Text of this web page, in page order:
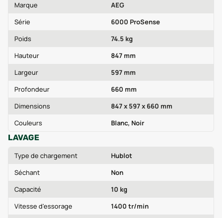
Marque
AEG
Série
6000 ProSense
Poids
74.5 kg
Hauteur
847 mm
Largeur
597 mm
Profondeur
660 mm
Dimensions
847 x 597 x 660 mm
Couleurs
Blanc, Noir
LAVAGE
Type de chargement
Hublot
Séchant
Non
Capacité
10 kg
Vitesse d'essorage
1400 tr/min